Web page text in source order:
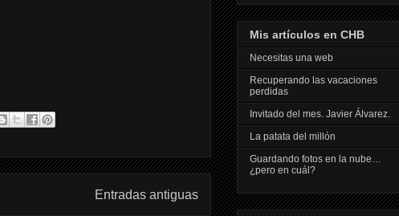
Entradas antiguas
Mis artículos en CHB
Necesitas una web
Recuperando las vacaciones
perdidas
Invitado del mes. Javier Álvarez.
La patata del millón
Guardando fotos en la nube…
¿pero en cuál?